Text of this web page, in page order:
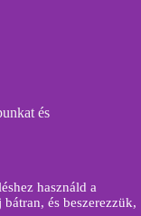
használd a
és beszerezzük,
és